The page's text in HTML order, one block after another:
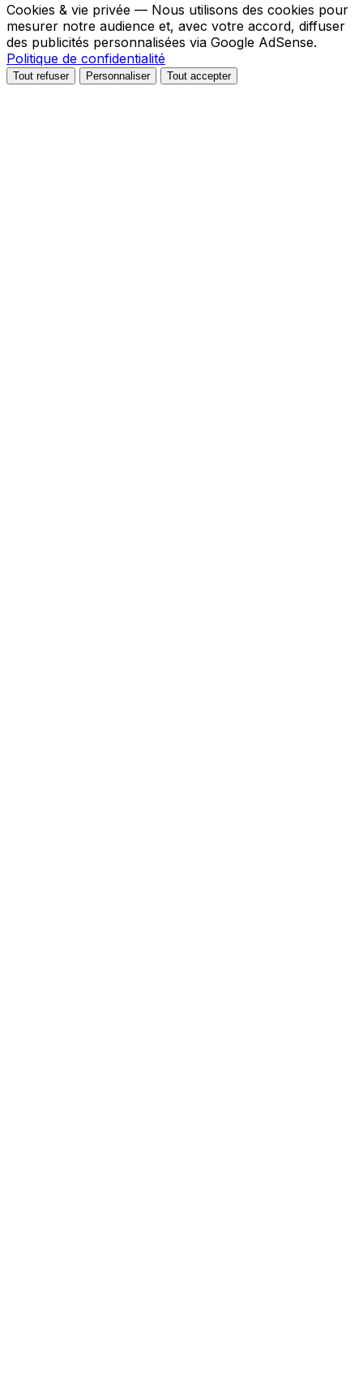
Cookies & vie privée — Nous utilisons des cookies pour
mesurer notre audience et, avec votre accord, diffuser
des publicités personnalisées via Google AdSense.
Politique de confidentialité
Tout refuser Personnaliser Tout accepter